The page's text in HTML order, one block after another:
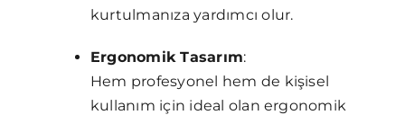
kurtulmanıza yardımcı olur.
Ergonomik Tasarım:
Hem profesyonel hem de kişisel
kullanım için ideal olan ergonomik